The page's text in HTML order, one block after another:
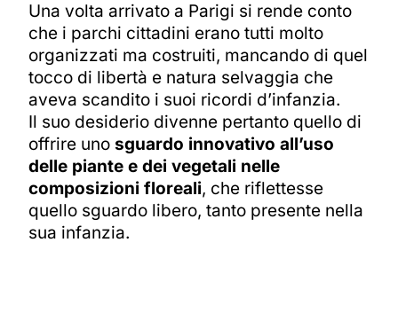
Una volta arrivato a Parigi si rende conto
che i parchi cittadini erano tutti molto
organizzati ma costruiti, mancando di quel
tocco di libertà e natura selvaggia che
aveva scandito i suoi ricordi d’infanzia.
Il suo desiderio divenne pertanto quello di
offrire unosguardo innovativo all’uso
delle piante e dei vegetali nelle
composizioni floreali, che riflettesse
quello sguardo libero, tanto presente nella
sua infanzia.